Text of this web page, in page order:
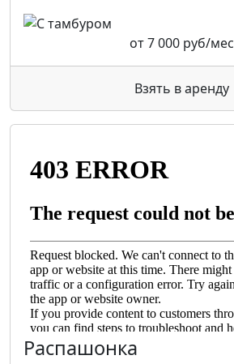
от7 000руб/мес
Взять в аренду
Распашонка